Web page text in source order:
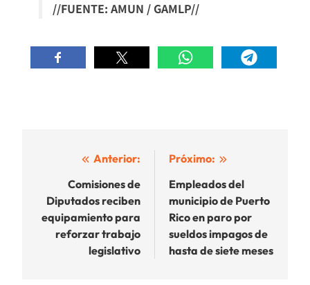
//FUENTE: AMUN / GAMLP//
Navegación
entradas
Anterior:
Comisiones de
Diputados reciben
equipamiento para
reforzar trabajo
legislativo
Próximo:
Empleados del
municipio de Puerto
Rico en paro por
sueldos impagos de
hasta de siete meses